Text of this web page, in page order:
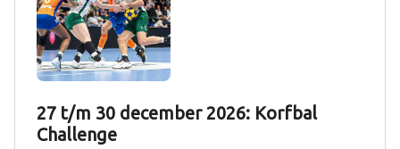
27 t/m 30 december 2026: Korfbal
Challenge